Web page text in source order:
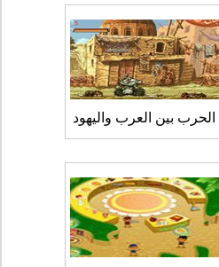
الحرب بين العرب واليهود